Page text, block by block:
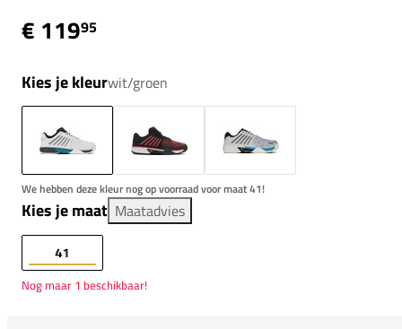
€ 11995
Kies je kleurwit/groen
We hebben deze kleur nog op voorraad voor maat 41!
Kies je maat Maatadvies
41
Nog maar 1 beschikbaar!